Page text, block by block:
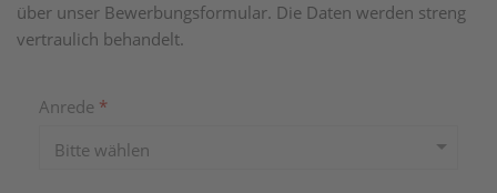
über unser Bewerbungsformular. Die Daten werden streng
vertraulich behandelt.
Anrede *